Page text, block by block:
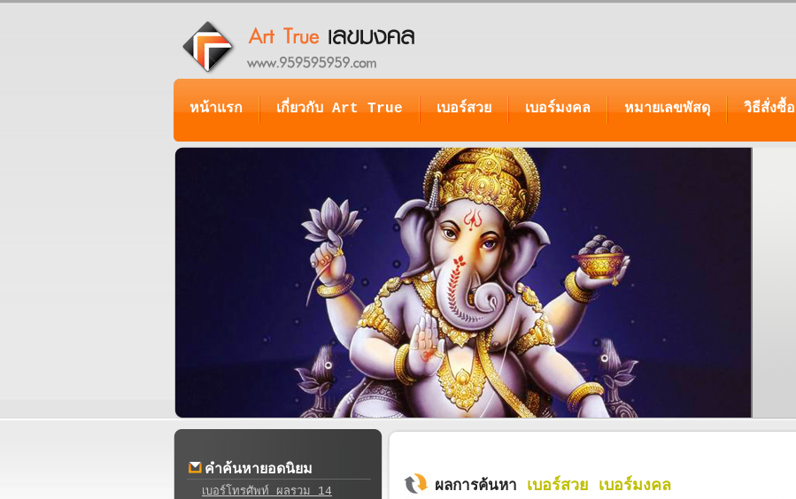
หน้าแรก เกี่ยวกับ Art True เบอร์สวย เบอร์มงคล หมายเลขพัสดุ วิธีสั่งซื้อ
คำค้นหายอดนิยม
เบอร์โทรศัพท์ ผลรวม 14
ผลการค้นหา เบอร์สวย เบอร์มงคล